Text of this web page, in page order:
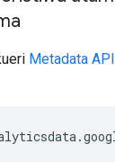
Metadata